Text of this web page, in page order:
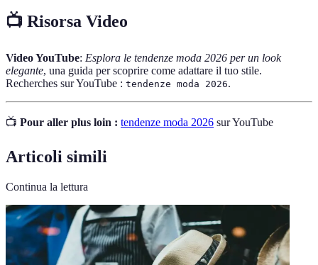
📺 Risorsa Video
Video YouTube: Esplora le tendenze moda 2026 per un look
elegante, una guida per scoprire come adattare il tuo stile.
Recherches sur YouTube : tendenze moda 2026.
📺 Pour aller plus loin : tendenze moda 2026 sur YouTube
Articoli simili
Continua la lettura